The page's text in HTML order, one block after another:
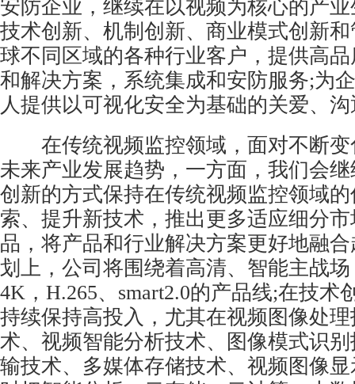
安防企业，继续在以视频为核心的产
技术创新、机制创新、商业模式创新
球不同区域的各种行业客户，提供高
和解决方案，系统集成和安防服务;为
人提供以可视化安全为基础的关爱、
在传统视频监控领域，面对不断变
未来产业发展趋势，一方面，我们会
创新的方式保持在传统视频监控领域
索、提升新技术，推出更多适应细分
品，将产品和行业解决方案更好地融
划上，公司将围绕着高清、智能主战
4K，H.265、smart2.0的产品线;在技术
持续保持高投入，尤其在视频图像处
术、视频智能分析技术、图像模式识
输技术、多媒体存储技术、视频图像